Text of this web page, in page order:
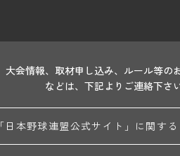
大会情報、取材申し込み、ルール等の
などは、下記よりご連絡下さ
「日本野球連盟公式サイト」に関する